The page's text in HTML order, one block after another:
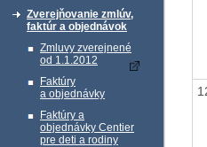
Zverejňovanie zmlúv,
faktúr a objednávok
Zmluvy zverejnené
od 1.1.2012
Faktúry
a objednávky
Faktúry a
objednávky Centier
pre deti a rodiny